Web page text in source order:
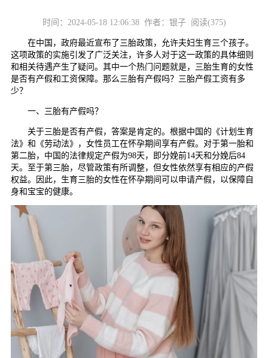
时间：2024-05-18 12:06:38 作者：银子 阅读(375)
在中国，政府最近宣布了三胎政策，允许夫妇生育三个孩子。
这项政策的实施引发了广泛关注，许多人对于这一政策的具体细则
和相关待遇产生了疑问。其中一个热门问题就是，三胎生育的女性
是否有产假和工资保障。那么三胎有产假吗？三胎产假工资有多
少？
一、三胎有产假吗？
关于三胎是否有产假，答案是肯定的。根据中国的《计划生育
法》和《劳动法》，女性员工在怀孕期间享有产假。对于第一胎和
第二胎，中国的法律规定产假为98天，即分娩前14天和分娩后84
天。至于第三胎，尽管政策有所调整，但女性依然享有相应的产假
权益。因此，生育三胎的女性在怀孕期间可以申请产假，以保障自
身和宝宝的健康。